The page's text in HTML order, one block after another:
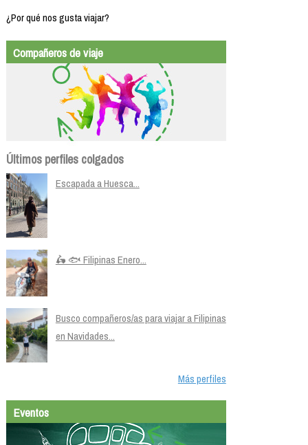
¿Por qué nos gusta viajar?
Compañeros de viaje
Últimos perfiles colgados
Escapada a Huesca...
🛵 🐟 Filipinas Enero...
Busco compañeros/as para viajar a Filipinas
en Navidades...
Más perfiles
Eventos